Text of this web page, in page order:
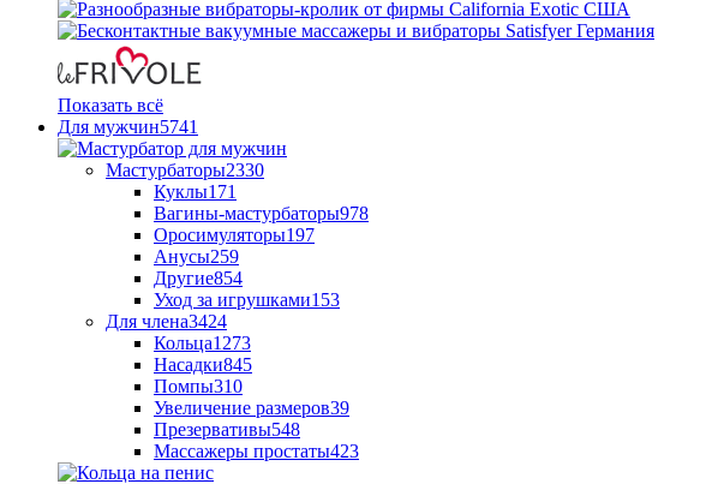
Показать всё
Для мужчин5741
Мастурбаторы2330
Куклы171
Вагины-мастурбаторы978
Оросимуляторы197
Анусы259
Другие854
Уход за игрушками153
Для члена3424
Кольца1273
Насадки845
Помпы310
Увеличение размеров39
Презервативы548
Массажеры простаты423